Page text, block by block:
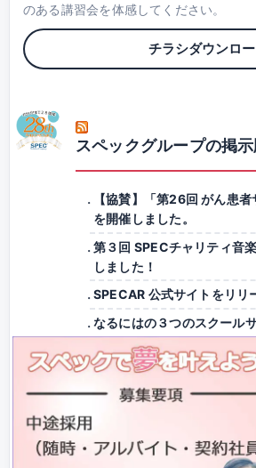
のある講習会を体感してください。
チラシダウンロ
スペックグループの掲示
【協賛】「第26回 がん患者
を開催しました。
第３回 SPECチャリティ音
しました！
SPECAR 公式サイトをリリ
なるにはの３つのスクール